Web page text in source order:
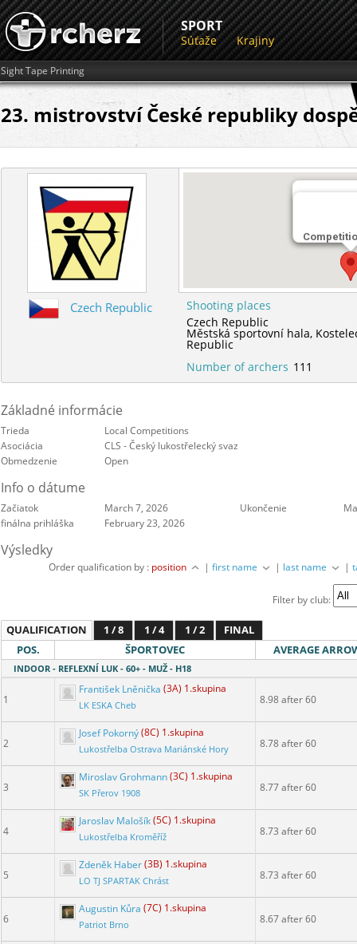
SPORT
Súťaže Krajiny
Sight Tape Printing
23. mistrovství České republiky
Městská
Czech Republic
Shooting places
Czech Republic
Městská sportovní hala,
Republic
Number of archers 111
Základné informácie
Trieda
Local Competitions
Asociácia
CLS - Český lukostřelecký svaz
Obmedzenie
Open
Info o dátume
Začiatok March 7, 2026 Ukončenie
finálna prihláška
February 23, 2026
Výsledky
Order qualification by : position |first name | last name |
Filter by club:
QUALIFICATION 1 / 8 1 / 4 1 / 2
FINAL
POS.
ŠPORTOVEC AVERAGE
INDOOR - REFLEXNÍ LUK - 60+ - MUŽ - H18
1
František Lněnička (3A) 1.skupina
LK ESKA Cheb 8.98 after 60
2
Josef Pokorný(8C) 1.skupina
Lukostřelba Ostrava Mariánské Hory 8.78 after 60
3
Miroslav Grohmann(3C) 1.skupina
SK Přerov 1908 8.77 after 60
4
Jaroslav Malošík(5C) 1.skupina
Lukostřelba Kroměříž 8.73 after 60
5
Zdeněk Haber(3B) 1.skupina
LO TJ SPARTAK Chrást 8.73 after 60
6
Augustin Kůra (7C) 1.skupina
Patriot Brno 8.67 after 60